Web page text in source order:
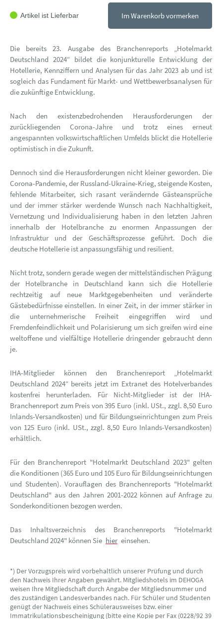
Artikel ist Lieferbar Im Warenkorb vormerken
Die bereits 23. Ausgabe des Branchenreports „Hotelmarkt
Deutschland 2024“ bildet die konjunkturelle Entwicklung der
Hotellerie, Kennziffern und Analysen für das Jahr 2023 ab und ist
sogleich das Fundament für Markt- und Wettbewerbsanalysen für
die zukünftige Entwicklung.
Nach den existenzbedrohenden Herausforderungen der
zurückliegenden Corona-Jahre und trotz eines erneut
angespannten volkswirtschaftlichen Umfelds blickt die Hotellerie
optimistisch in die Zukunft.
Dennoch sind die Herausforderungen nicht kleiner geworden. Die
Corona-Pandemie, der Russland-Ukraine-Krieg, steigende Kosten,
fehlende Mitarbeiter, sich rasant verändernde Gästeansprüche
und der immer stärker werdende Wunsch nach Nachhaltigkeit,
Vernetzung und Individualisierung haben in den letzten Jahren
innerhalb der Hotelbranche zu enormen Anpassungen der
Infrastruktur und der Geschäftsprozesse geführt. Doch die
deutsche Hotellerie ist anpassungsfähig und resilient.
Nicht trotz, sondern gerade wegen der mittelständischen Prägung
der Hotelbranche in Deutschland kann sich die Hotellerie
rechtzeitig auf neue Marktgegebenheiten und veränderte
Gästebedürfnisse einstellen. In einer Zeit, in der immer stärker in
die unternehmerische Freiheit eingegriffen wird und
Fremdenfeindlichkeit und Polarisierung um sich greifen wird eine
weltoffene und vielfältige Hotellerie dringender gebraucht denn
je.
IHA-Mitglieder können den Branchenreport „Hotelmarkt
Deutschland 2024“ bereits jetzt im Extranet des Hotelverbandes
kostenfrei herunterladen. Für Nicht-Mitglieder ist der IHA-
Branchenreport zum Preis von 395 Euro (inkl. USt., zzgl. 8,50 Euro
Inlands-Versandkosten) und für Bildungseinrichtungen zum Preis
von 125 Euro (inkl. USt., zzgl. 8,50 Euro Inlands-Versandkosten)
erhältlich.
Für den Branchenreport "Hotelmarkt Deutschland 2023" gelten
die Konditionen (365 Euro und 105 Euro für Bildungseinrichtungen
und Studenten). Vorauflagen des Branchenreports "Hotelmarkt
Deutschland" aus den Jahren 2001-2022 können auf Anfrage zu
Sonderkonditionen bezogen werden.
Das Inhaltsverzeichnis des Branchenreports "Hotelmarkt
Deutschland 2024" können Sie hier einsehen.
*) Der Vorzugspreis wird vorbehaltlich unserer Prüfung und durch
den Nachweis Ihrer Angaben gewährt. Mitgliedshotels im DEHOGA
weisen Ihre Mitgliedschaft durch Angabe der Mitgliedsnummer und
des zuständigen Landesverbandes nach. Für Schüler und Studenten
genügt der Nachweis eines Schülerausweises bzw. einer
Immatrikulationsbescheinigung (bitte eine Kopie per Fax (0228/92 39